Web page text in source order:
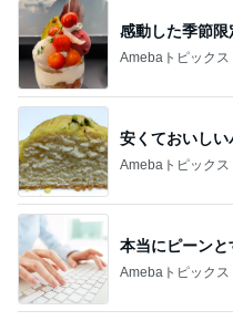
感動した季節
Amebaトピックス
安くておいし
Amebaトピックス
本当にピーン
Amebaトピックス